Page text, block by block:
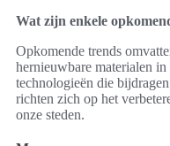
Wat zijn enkele
Opkomende trends
hernieuwbare materialen
technologieën die
richten zich op het
onze steden.